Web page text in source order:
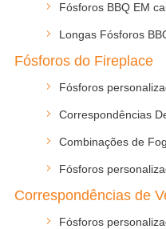
Fósforos BBQ EM
Longas Fósforos
Fósforos do Fireplace
Fósforos
Correspondências
Combinações de
Fósforos
Correspondências de
Fósforos